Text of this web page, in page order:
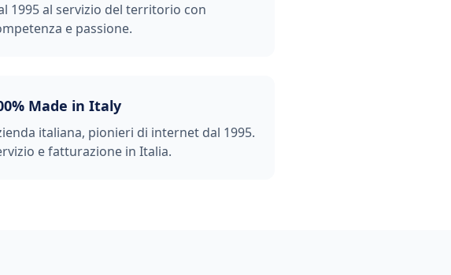
1995 al servizio del territorio con
e passione.
Made in Italy
italiana, pionieri di internet dal 1995.
e fatturazione in Italia.